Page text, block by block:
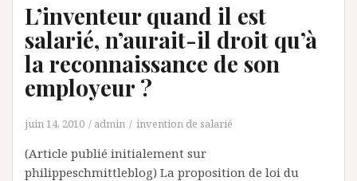
L’inventeur quand il est
salarié, n’aurait-il droit qu’à
la reconnaissance de son
employeur ?
juin 14, 2010 admin invention de salarié
(Article publié initialement sur
philippeschmittleblog) La proposition de loi du